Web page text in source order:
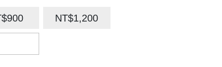
NT$1,200